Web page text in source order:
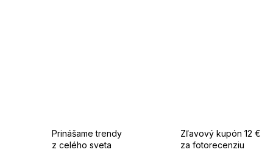
Prinášame trendy
z celého sveta
Zľavový kupón 12 €
za fotorecenziu